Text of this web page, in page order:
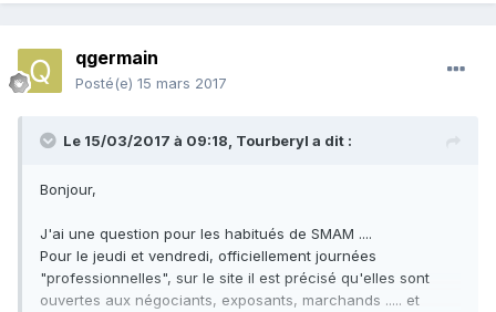
qgermain
Posté(e) 15 mars 2017
Le 15/03/2017 à 09:18, Tourberyl a dit :
Bonjour,
J'ai une question pour les habitués de SMAM ....
Pour le jeudi et vendredi, officiellement journées
"professionnelles", sur le site il est précisé qu'elles sont
ouvertes aux négociants, exposants, marchands ..... et